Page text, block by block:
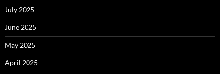
July 2025
June 2025
May 2025
April 2025